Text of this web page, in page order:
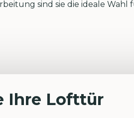
sind sie die ideale
Ihre Lofttür